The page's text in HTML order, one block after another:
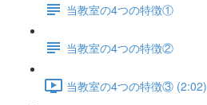
当教室の4つの特徴①
当教室の4つの特徴②
当教室の4つの特徴③ (2:02)